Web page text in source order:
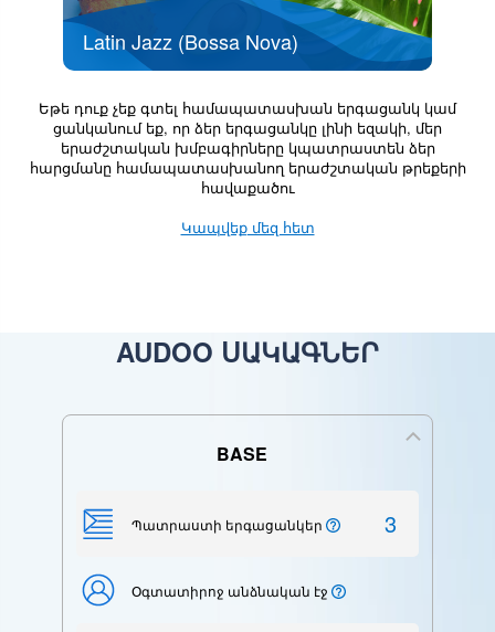
Latin Jazz (Bossa Nova)
Եթե դուք չեք գտել համապատասխան երգացանկ կամ
ցանկանում եք, որ ձեր երգացանկը լինի եզակի, մեր
երաժշտական խմբագիրները կպատրաստեն ձեր
հարցմանը համապատասխանող երաժշտական թրեքերի
հավաքածու
Կապվեք մեզ հետ
AUDOO ՍԱԿԱԳՆԵՐ
BASE
Պատրաստի երգացանկեր 3
Օգտատիրոջ անձնական էջ